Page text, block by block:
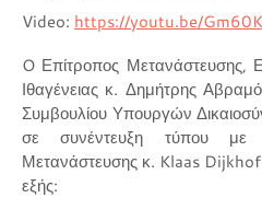
Video: https://youtu.be/
O Επίτροπος Μετανάστευσης,
Ιθαγένειας κ. Δημήτρης
Συμβουλίου Υπουργών
σε συνέντευξη τύπου
Μετανάστευσης κ. Klaas
εξής: